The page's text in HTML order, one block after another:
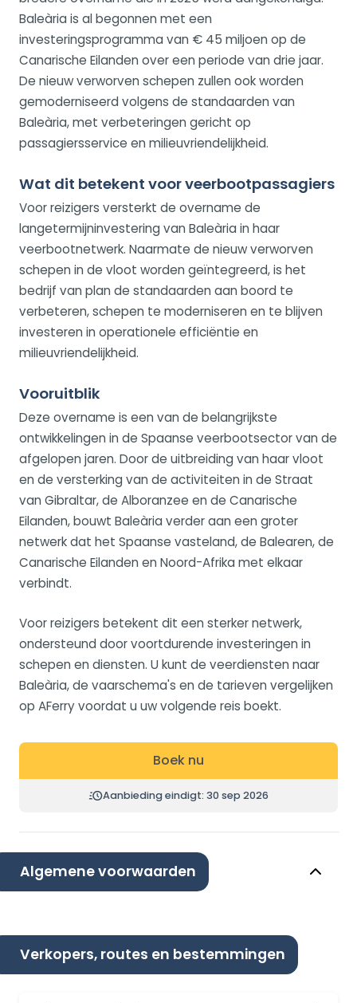
Baleària is al begonnen met een
investeringsprogramma van € 45 miljoen op de
Canarische Eilanden over een periode van drie jaar.
De nieuw verworven schepen zullen ook worden
gemoderniseerd volgens de standaarden van
Baleària, met verbeteringen gericht op
passagiersservice en milieuvriendelijkheid.
Wat dit betekent voor veerbootpassagiers
Voor reizigers versterkt de overname de
langetermijninvestering van Baleària in haar
veerbootnetwerk. Naarmate de nieuw verworven
schepen in de vloot worden geïntegreerd, is het
bedrijf van plan de standaarden aan boord te
verbeteren, schepen te moderniseren en te blijven
investeren in operationele efficiëntie en
milieuvriendelijkheid.
Vooruitblik
Deze overname is een van de belangrijkste
ontwikkelingen in de Spaanse veerbootsector van de
afgelopen jaren. Door de uitbreiding van haar vloot
en de versterking van de activiteiten in de Straat
van Gibraltar, de Alboranzee en de Canarische
Eilanden, bouwt Baleària verder aan een groter
netwerk dat het Spaanse vasteland, de Balearen, de
Canarische Eilanden en Noord-Afrika met elkaar
verbindt.
Voor reizigers betekent dit een sterker netwerk,
ondersteund door voortdurende investeringen in
schepen en diensten. U kunt de veerdiensten naar
Baleària, de vaarschema's en de tarieven vergelijken
op AFerry voordat u uw volgende reis boekt.
Boek nu
Aanbieding eindigt: 30 sep 2026
Algemene voorwaarden
Verkopers, routes en bestemmingen